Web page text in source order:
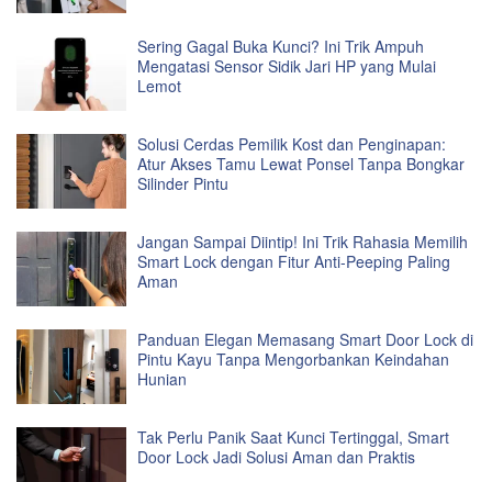
Sering Gagal Buka Kunci? Ini Trik Ampuh
Mengatasi Sensor Sidik Jari HP yang Mulai
Lemot
Solusi Cerdas Pemilik Kost dan Penginapan:
Atur Akses Tamu Lewat Ponsel Tanpa Bongkar
Silinder Pintu
Jangan Sampai Diintip! Ini Trik Rahasia Memilih
Smart Lock dengan Fitur Anti-Peeping Paling
Aman
Panduan Elegan Memasang Smart Door Lock di
Pintu Kayu Tanpa Mengorbankan Keindahan
Hunian
Tak Perlu Panik Saat Kunci Tertinggal, Smart
Door Lock Jadi Solusi Aman dan Praktis